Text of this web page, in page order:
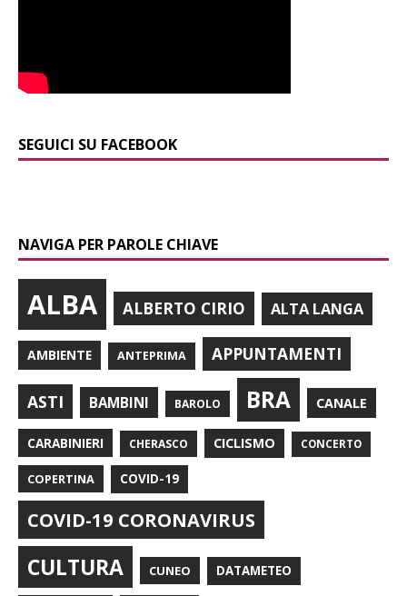
SEGUICI SU FACEBOOK
NAVIGA PER PAROLE CHIAVE
ALBA ALBERTO CIRIO ALTA LANGA
AMBIENTE ANTEPRIMA APPUNTAMENTI
ASTI BAMBINI BAROLO BRA CANALE
CARABINIERI CHERASCO CICLISMO CONCERTO
COPERTINA COVID-19
COVID-19 CORONAVIRUS
CULTURA CUNEO DATAMETEO